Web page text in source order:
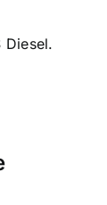
Diesel.